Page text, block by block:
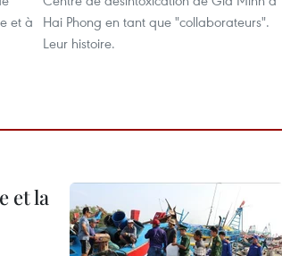
et à
Hai Phong en tant que "collaborateurs".
Leur histoire.
et la